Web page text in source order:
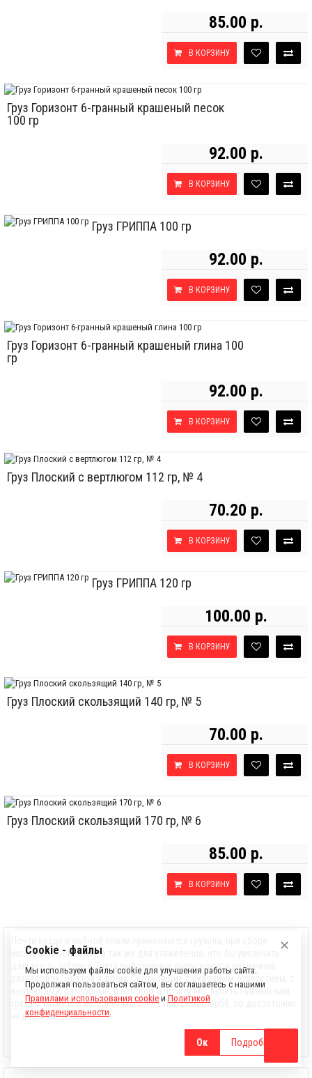
85.00 р.
В КОРЗИНУ
Груз Горизонт 6-гранный крашеный песок
100 гр
92.00 р.
В КОРЗИНУ
Груз ГРИППА 100 гр
92.00 р.
В КОРЗИНУ
Груз Горизонт 6-гранный крашеный глина 100
гр
92.00 р.
В КОРЗИНУ
Груз Плоский с вертлюгом 112 гр, № 4
70.20 р.
В КОРЗИНУ
Груз ГРИППА 120 гр
100.00 р.
В КОРЗИНУ
Груз Плоский скользящий 140 гр, № 5
70.00 р.
В КОРЗИНУ
Груз Плоский скользящий 170 гр, № 6
85.00 р.
В КОРЗИНУ
монтажей, оснасток, а так же для утяжеления, что бы увеличить
дальность заброса. Груза рыболовные выпускаются различных
развесовок, цветов и форм. Скользящие с сквозным отверстием, с
вертлюгами, разборные, в наборах и по штучно. Купить нужный вам
груз вы можете в интернет магазине Профимастер58, по достаточно
недорогим ценам.
✕
Cookie - файлы
Мы используем файлы cookie для улучшения работы сайта.
Продолжая пользоваться сайтом, вы соглашаетесь с нашими
Правилами использования cookie и Политикой
конфиденциальности.
Ок Подробнее